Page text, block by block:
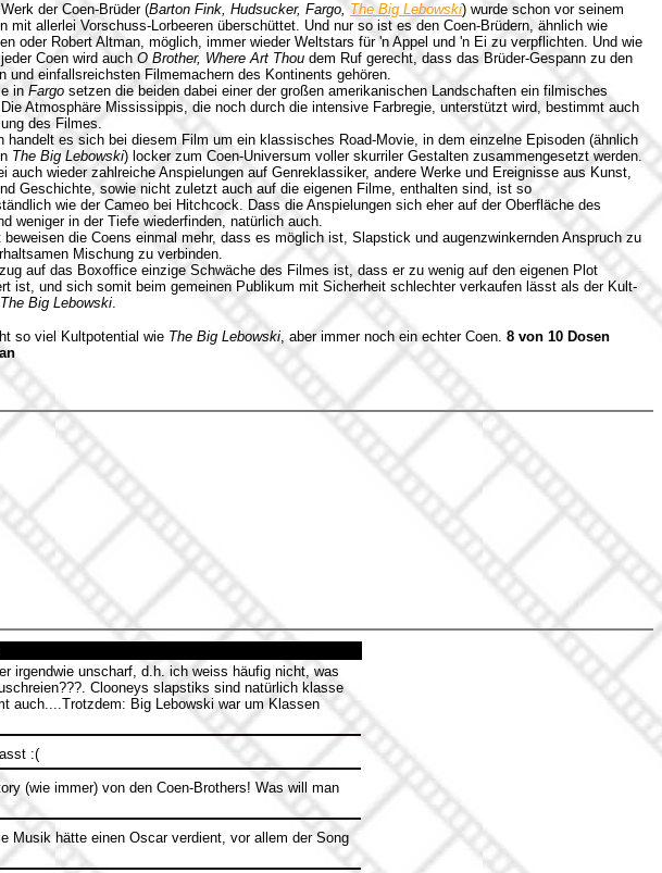
der Coen-Brüder (Barton Fink, Hudsucker, Fargo, The Big Lebowski) wurde schon vor seinem
mit allerlei Vorschuss-Lorbeeren überschüttet. Und nur so ist es den Coen-Brüdern, ähnlich wie
oder Robert Altman, möglich, immer wieder Weltstars für 'n Appel und 'n Ei zu verpflichten. Und wie
Coen wird auch O Brother, Where Art Thou dem Ruf gerecht, dass das Brüder-Gespann zu den
und einfallsreichsten Filmemachern des Kontinents gehören.
inFargo setzen die beiden dabei einer der großen amerikanischen Landschaften ein filmisches
Atmosphäre Mississippis, die noch durch die intensive Farbregie, unterstützt wird, bestimmt auch
des Filmes.
handelt es sich bei diesem Film um ein klassisches Road-Movie, in dem einzelne Episoden (ähnlich
The Big Lebowski) locker zum Coen-Universum voller skurriler Gestalten zusammengesetzt werden.
auch wieder zahlreiche Anspielungen auf Genreklassiker, andere Werke und Ereignisse aus Kunst,
Geschichte, sowie nicht zuletzt auch auf die eigenen Filme, enthalten sind, ist so
wie der Cameo bei Hitchcock. Dass die Anspielungen sich eher auf der Oberfläche des
weniger in der Tiefe wiederfinden, natürlich auch.
beweisen die Coens einmal mehr, dass es möglich ist, Slapstick und augenzwinkernden Anspruch zu
Mischung zu verbinden.
auf das Boxoffice einzige Schwäche des Filmes ist, dass er zu wenig auf den eigenen Plot
ist, und sich somit beim gemeinen Publikum mit Sicherheit schlechter verkaufen lässt als der Kult-
The Big Lebowski.
so viel Kultpotential wie The Big Lebowski, aber immer noch ein echter Coen. 8 von 10 Dosen
irgendwie unscharf, d.h. ich weiss häufig nicht, was
Clooneys slapstiks sind natürlich klasse
auch....Trotzdem: Big Lebowski war um Klassen
:(
(wie immer) von den Coen-Brothers! Was will man
Musik hätte einen Oscar verdient, vor allem der Song